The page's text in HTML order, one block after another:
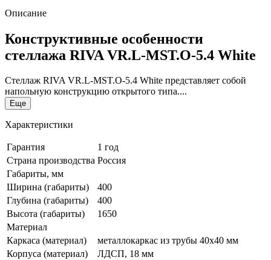
Описание
Конструктивные особенности
стеллажа RIVA VR.L-MST.O-5.4 White
Стеллаж RIVA VR.L-MST.O-5.4 White представляет собой
напольную конструкцию открытого типа....
Еще
Характеристики
Гарантия
1 год
Страна производства Россия
Габариты, мм
Ширина (габариты)
400
Глубина (габариты)
400
Высота (габариты)
1650
Материал
Каркаса (материал)
металлокаркас из трубы 40x40 мм
Корпуса (материал)
ЛДСП, 18 мм